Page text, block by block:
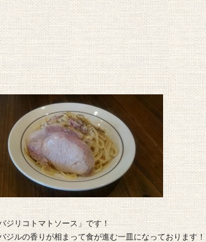
ジリコトマトソース」です！
ジルの香りが相まって食が進む一皿になっております！